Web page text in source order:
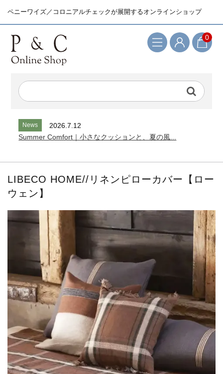
ペニーワイズ／コロニアルチェックが展開するオンラインショップ
0
検索キーワード
News
2026.7.12
Summer Comfort｜小さなクッションと、夏の風...
LIBECO HOME//リネンピローカバー【ロー
ウェン】